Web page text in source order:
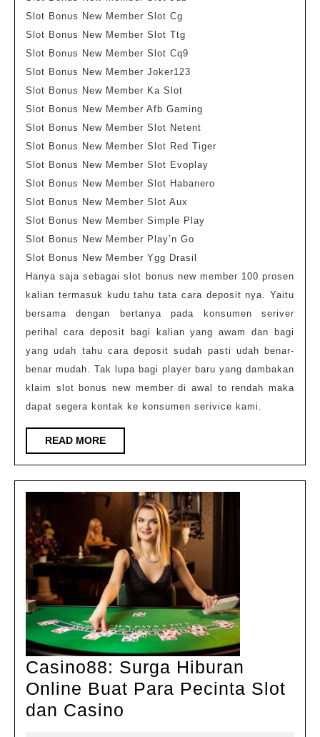
Slot Bonus New Member Slot Cg
Slot Bonus New Member Slot Ttg
Slot Bonus New Member Slot Cq9
Slot Bonus New Member Joker123
Slot Bonus New Member Ka Slot
Slot Bonus New Member Afb Gaming
Slot Bonus New Member Slot Netent
Slot Bonus New Member Slot Red Tiger
Slot Bonus New Member Slot Evoplay
Slot Bonus New Member Slot Habanero
Slot Bonus New Member Slot Aux
Slot Bonus New Member Simple Play
Slot Bonus New Member Play’n Go
Slot Bonus New Member Ygg Drasil
Hanya saja sebagai slot bonus new member 100 prosen
kalian termasuk kudu tahu tata cara deposit nya. Yaitu
bersama dengan bertanya pada konsumen seriver
perihal cara deposit bagi kalian yang awam dan bagi
yang udah tahu cara deposit sudah pasti udah benar-
benar mudah. Tak lupa bagi player baru yang dambakan
klaim slot bonus new member di awal to rendah maka
dapat segera kontak ke konsumen serivice kami.
READ MOREREAD
MORE
Casino88: Surga Hiburan
Online Buat Para Pecinta Slot
dan Casino